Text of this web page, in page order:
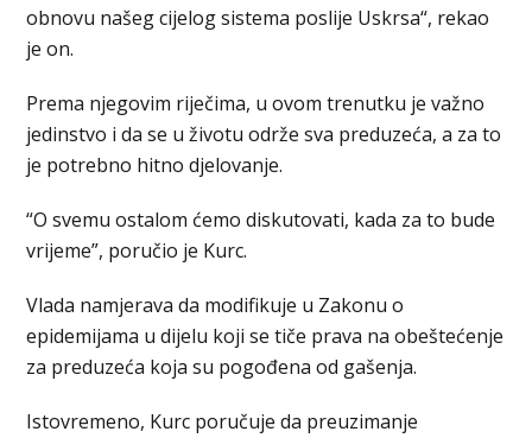
obnovu našeg cijelog sistema poslije Uskrsa“, rekao
je on.
Prema njegovim riječima, u ovom trenutku je važno
jedinstvo i da se u životu održe sva preduzeća, a za to
je potrebno hitno djelovanje.
“O svemu ostalom ćemo diskutovati, kada za to bude
vrijeme”, poručio je Kurc.
Vlada namjerava da modifikuje u Zakonu o
epidemijama u dijelu koji se tiče prava na obeštećenje
za preduzeća koja su pogođena od gašenja.
Istovremeno, Kurc poručuje da preuzimanje